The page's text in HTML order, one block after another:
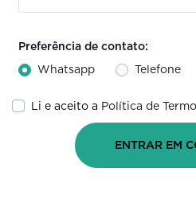
Preferência de contato:
Whatsapp
Telefone
Li e aceito a Política de
ENTRAR EM